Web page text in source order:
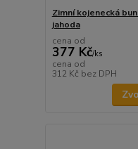
Zimní kojenecká
jahoda
cena od
377 Kč/ks
cena od
312 Kč bez DPH